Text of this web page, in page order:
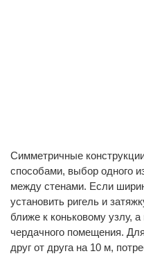
Симметричные
способами, выбор одного
между стенами. Если
установить ригель и
ближе к коньковому узлу,
чердачного помещения.
друг от друга на 10 м,